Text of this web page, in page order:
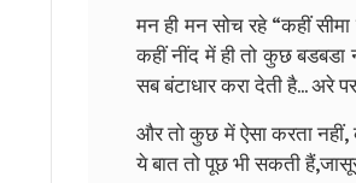
मन ही मन सोच रहे “कहीं
कहीं नींद में ही तो कुछ बडबडा
सब बंटाधार करा देती है... अरे
और तो कुछ में ऐसा करता नहीं,
ये बात तो पूछ भी सकती